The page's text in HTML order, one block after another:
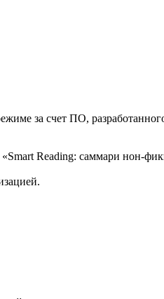
за счет ПО,
Reading: саммари нон-